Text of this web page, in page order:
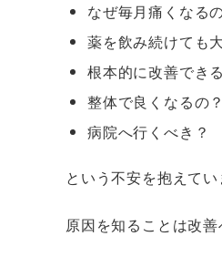
なぜ毎月痛くなる
薬を飲み続けても
根本的に改善でき
整体で良くなるの？
病院へ行くべき？
という不安を抱えてい
原因を知ることは改善